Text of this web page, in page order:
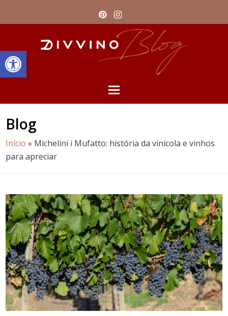
Barra de Ferramentas Aberta
Pinterest
Instagram
Mobile
Blog
Início » Michelini i Mufatto: história da vinícola e vinhos
para apreciar